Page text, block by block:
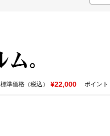
標準価格（税込） ¥22,000 ポイント